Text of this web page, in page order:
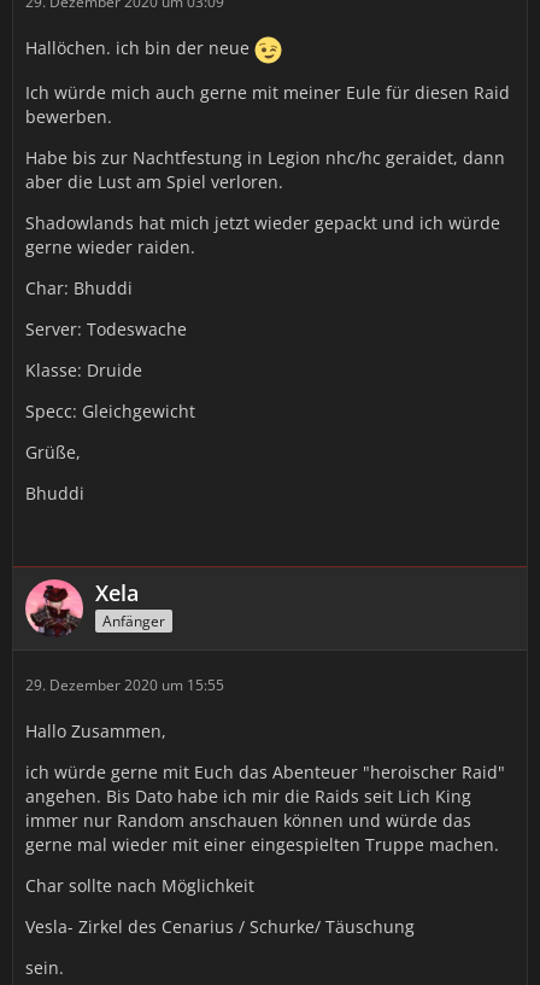
Hallöchen. ich bin der neue
Ich würde mich auch gerne mit meiner Eule für diesen Raid
bewerben.
Habe bis zur Nachtfestung in Legion nhc/hc geraidet, dann
aber die Lust am Spiel verloren.
Shadowlands hat mich jetzt wieder gepackt und ich würde
gerne wieder raiden.
Char: Bhuddi
Server: Todeswache
Klasse: Druide
Specc: Gleichgewicht
Grüße,
Bhuddi
Xela
Anfänger
29. Dezember 2020 um 15:55
Hallo Zusammen,
ich würde gerne mit Euch das Abenteuer "heroischer Raid"
angehen. Bis Dato habe ich mir die Raids seit Lich King
immer nur Random anschauen können und würde das
gerne mal wieder mit einer eingespielten Truppe machen.
Char sollte nach Möglichkeit
Vesla- Zirkel des Cenarius / Schurke/ Täuschung
sein.